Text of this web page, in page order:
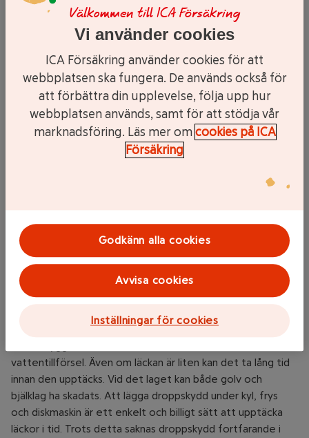
Diskmaskiner ligger bakom många vattenskador. Inte sällan
beror det på att maskinen är felmonterad. Eftersom
diskmaskinen börjar läcka. Det kan till exempel bero på att
den inte är ordentligt fäst inne i diskbänksskåpet, vilket i
längden kan slita på både slang och fästen. Tänk också på
att gummislangar har begränsad livslängd och kan behöva
bytas efter några år.
Andra vanliga bovar är läckande kylar och frysar, vitvaror
vattentillförsel. Även om läckan är liten kan det ta lång tid
innan den upptäcks. Vid det laget kan både golv och
bjälklag ha skadats. Att lägga droppskydd under kyl, frys
och diskmaskin är ett enkelt och billigt sätt att upptäcka
läckor i tid. Trots detta saknas droppskydd fortfarande i
Välkommen till ICA Försäkring
Vi använder cookies
ICA Försäkring använder cookies för att
webbplatsen ska fungera. De används också för
att förbättra din upplevelse, följa upp hur
webbplatsen används, samt för att stödja vår
marknadsföring. Läs mer omcookies på ICA
Försäkring
Avvisa cookies
Godkänn alla cookies
Inställningar för cookies